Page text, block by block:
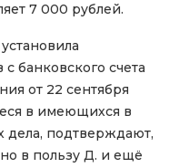
7 000 рублей.
банковского счета
от 22 сентября
в имеющихся в
дела, подтверждают,
в пользу Д. и ещё